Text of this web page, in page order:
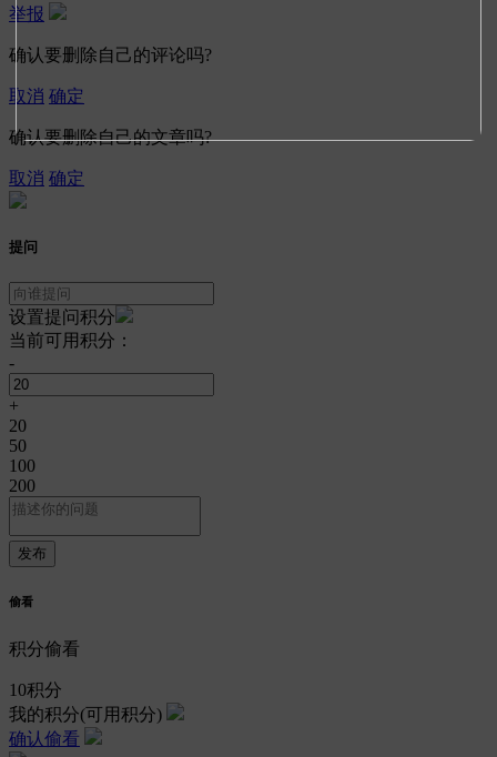
举报
确认要删除自己的评论吗?
取消 确定
确认要删除自己的文章吗?
取消 确定
提问
设置提问积分
当前可用积分：
-
+
20
50
100
200
偷看
积分偷看
10积分
我的积分(可用积分)
确认偷看